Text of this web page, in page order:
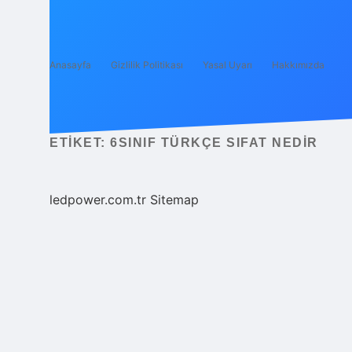
Anasayfa Gizlilik Politikası Yasal Uyarı Hakkımızda
ETIKET: 6SINIF TÜRKÇE SIFAT NEDIR
ledpower.com.tr Sitemap